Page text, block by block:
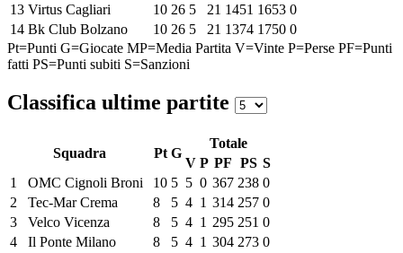
13 Virtus Cagliari 10 26 5 21 1451 1653 0
14 Bk Club Bolzano 10 26 5 21 1374 1750 0
Pt=Punti G=Giocate MP=Media Partita V=Vinte P=Perse PF=Punti
fatti PS=Punti subiti S=Sanzioni
Classifica ultime partite
Squadra Pt G
Totale
V P PF PS S
1
OMC Cignoli Broni 10 5 5 0 367 238 0
2
Tec-Mar Crema 8 5 4 1 314 257 0
3
Velco Vicenza 8 5 4 1 295 251 0
4
Il Ponte Milano 8 5 4 1 304 273 0